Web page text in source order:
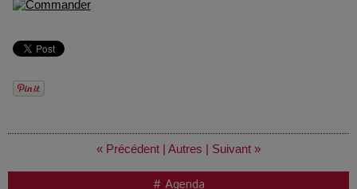
« Précédent | Autres | Suivant »
# Agenda